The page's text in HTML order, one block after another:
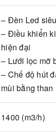
– Đèn Led
– Điều khiển
hiện đại
– Lưới lọc mỡ
– Chế độ hút
mùi bằng than
1400 (m3/h)